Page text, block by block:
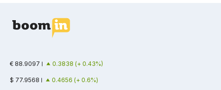
€ 88.9097 0.3838 (+ 0.43%)
$ 77.9568 0.4656 (+ 0.6%)